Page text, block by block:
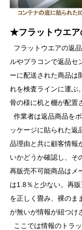
★フラットウエア
フラットウエアの返
ルやプラコンで返品セ
ーに配送された商品は
れを検査ラインに運ぶ
骨の様に机と棚が配置
作業者は返品商品を
ッケージに貼られた返
品理由と共に顧客情報
いかどうか確認し、そ
再販売不可能商品はメ
は1.8％と少ない。再
を正しく畳み、裸のま
が無いが情報が紐つけ
ここでは情報のトラ